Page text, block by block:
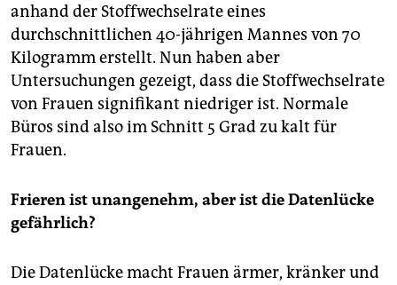
anhand der Stoffwechselrate eines
durchschnittlichen 40-jährigen Mannes von 70
Kilogramm erstellt. Nun haben aber
Untersuchungen gezeigt, dass die Stoffwechselrate
von Frauen signifikant niedriger ist. Normale
Büros sind also im Schnitt 5 Grad zu kalt für
Frauen.
Frieren ist unangenehm, aber ist die Datenlücke
gefährlich?
Die Datenlücke macht Frauen ärmer, kränker und